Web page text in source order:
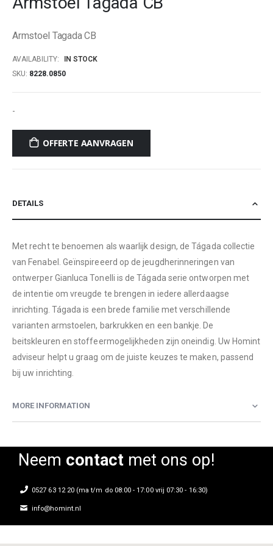
the
gallery
Armstoel Tagada CB
AVAILABILITY:
IN STOCK
SKU 8228.0850
-
OFFERTE AANVRAGEN
DETAILS
Met recht te benoemen als waarlijk design, de Tágada collectie
van Fenabel. Geïnspireeerd op de jeugdherinneringen van
ontwerper Gianluca Tonelli is de Tágada serie ontworpen met
de intentie om vreugde te brengen in iedere allerdaagse
inrichting. Tágada is een brede familie met verschillende
varianten armstoelen, barkrukken en een bankje. De
beitskleuren en stoffeermogelijkheden zijn oneindig. Uw Homint
adviseur helpt u graag om de juiste keuzes te maken, passend
bij uw inrichting.
MORE INFORMATION
Neem contactmet ons op!
0527 63 12 20 (ma t/m do 08:00 - 17:00 vrij 07:30 - 16:30)
info@homint.nl